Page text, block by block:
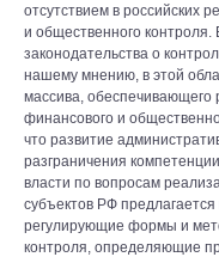
отсутствием в российских
и общественного
законодательства о
нашему мнению, в этой
массива, обеспечивающего
финансового и
что развитие
разграничения
власти по вопросам
субъектов РФ
регулирующие формы и
контроля, определяющие